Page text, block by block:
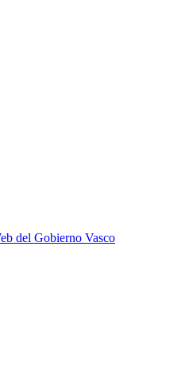
del Gobierno Vasco